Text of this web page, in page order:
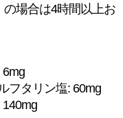
場合は4時間以上お
フタリン塩: 60mg